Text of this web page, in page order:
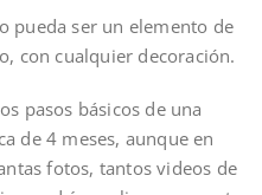
pueda ser un elemento de
con cualquier decoración.
pasos básicos de una
de 4 meses, aunque en
fotos, tantos videos de